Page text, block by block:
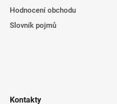
Hodnocení obchodu
Slovník pojmů
Kontakty